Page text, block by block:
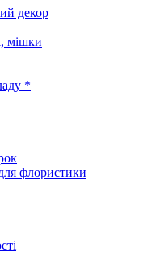
декор
мішки
*
флористики